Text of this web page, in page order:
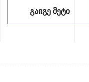
ᲒᲐᲘᲒᲔ ᲛᲔᲢᲘ